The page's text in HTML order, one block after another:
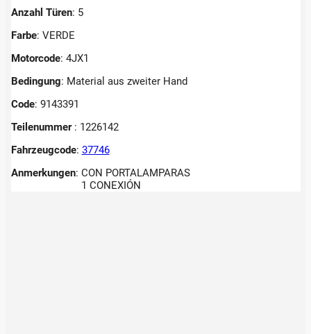
Anzahl Türen: 5
Farbe: VERDE
Motorcode: 4JX1
Bedingung: Material aus zweiter Hand
Code: 9143391
Teilenummer : 1226142
Fahrzeugcode: 37746
Anmerkungen: CON PORTALAMPARAS
1 CONEXIÓN